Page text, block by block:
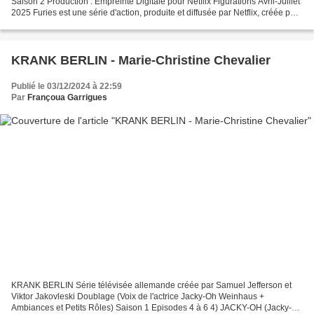
2025 Furies est une série d'action, produite et diffusée par Netflix, créée par
KRANK BERLIN - Marie-Christine Chevalier
Publié le 03/12/2024 à 22:59
Par Françoua Garrigues
KRANK BERLIN Série télévisée allemande créée par Samuel Jefferson et
Viktor Jakovleski Doublage (Voix de l'actrice Jacky-Oh Weinhaus +
Ambiances et Petits Rôles) Saison 1 Episodes 4 à 6 4) JACKY-OH (Jacky-Oh